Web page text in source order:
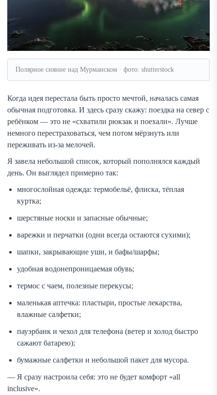
Полярное сияние над Мурманском · фото: shutterstock
Когда идея перестала быть просто мечтой, началась самая
обычная подготовка. И здесь сразу скажу: поездка на север с
ребёнком — это не «схватили рюкзак и поехали». Лучше
немного перестраховаться, чем потом мёрзнуть или
переживать из-за мелочей.
Я завела небольшой список, который пополнялся каждый
день. Он выглядел примерно так:
многослойная одежда: термобельё, флиска, тёплая
куртка;
шерстяные носки и запасные обычные;
варежки и перчатки (одни всегда остаются сухими);
шапки, закрывающие уши, и бафы/шарфы;
удобная водонепроницаемая обувь;
термос с чаем, полезные перекусы;
маленькая аптечка: пластыри, простые лекарства,
влажные салфетки;
пауэрбанк и чехол для телефона (ветер и холод быстро
сажают батарею);
бумажные салфетки и небольшой пакет для мусора.
— Я сразу настроила себя: это не будет комфорт «all
inclusive».